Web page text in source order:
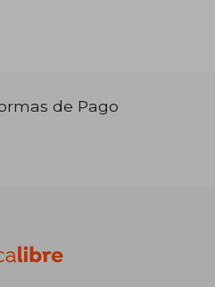
de Pago